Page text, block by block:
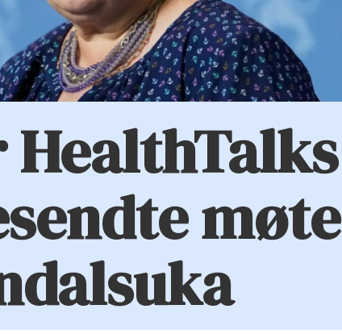
HealthTalks
møte